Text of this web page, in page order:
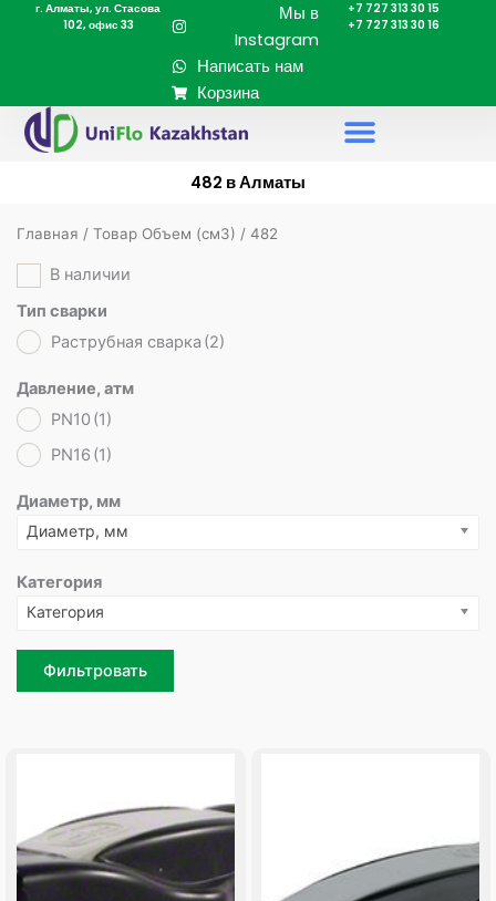
Перейтиг. Алматы, ул. Стасова
102, офис 33
Мы в
Instagram
Написать нам
Корзина
+7 727 313 30 15
+7 727 313 30 16
482 в Алматы
Главная / Товар Объем (cм3) / 482
В наличии
Тип сварки
Раструбная сварка (2)
Давление, атм
PN10(1)
PN16 (1)
Диаметр, мм
Диаметр, мм
Категория
Категория
Фильтровать